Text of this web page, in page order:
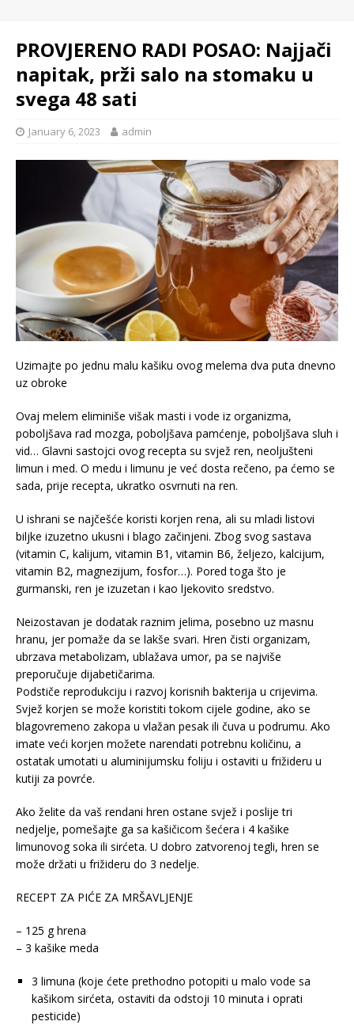
PROVJERENO RADI POSAO: Najjači
napitak, prži salo na stomaku u
svega 48 sati
January 6, 2023 admin
Uzimajte po jednu malu kašiku ovog melema dva puta dnevno
uz obroke
Ovaj melem eliminiše višak masti i vode iz organizma,
poboljšava rad mozga, poboljšava pamćenje, poboljšava sluh i
vid… Glavni sastojci ovog recepta su svjež ren, neoljušteni
limun i med. O medu i limunu je već dosta rečeno, pa ćemo se
sada, prije recepta, ukratko osvrnuti na ren.
U ishrani se najčešće koristi korjen rena, ali su mladi listovi
biljke izuzetno ukusni i blago začinjeni. Zbog svog sastava
(vitamin C, kalijum, vitamin B1, vitamin B6, željezo, kalcijum,
vitamin B2, magnezijum, fosfor…). Pored toga što je
gurmanski, ren je izuzetan i kao ljekovito sredstvo.
Neizostavan je dodatak raznim jelima, posebno uz masnu
hranu, jer pomaže da se lakše svari. Hren čisti organizam,
ubrzava metabolizam, ublažava umor, pa se najviše
preporučuje dijabetičarima.
Podstiče reprodukciju i razvoj korisnih bakterija u crijevima.
Svjež korjen se može koristiti tokom cijele godine, ako se
blagovremeno zakopa u vlažan pesak ili čuva u podrumu. Ako
imate veći korjen možete narendati potrebnu količinu, a
ostatak umotati u aluminijumsku foliju i ostaviti u frižideru u
kutiji za povrće.
Ako želite da vaš rendani hren ostane svjež i poslije tri
nedjelje, pomešajte ga sa kašičicom šećera i 4 kašike
limunovog soka ili sirćeta. U dobro zatvorenoj tegli, hren se
može držati u frižideru do 3 nedelje.
RECEPT ZA PIĆE ZA MRŠAVLJENJE
– 125 g hrena
– 3 kašike meda
3 limuna (koje ćete prethodno potopiti u malo vode sa
kašikom sirćeta, ostaviti da odstoji 10 minuta i oprati
pesticide)